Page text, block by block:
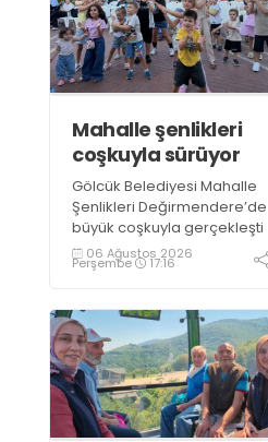
Mahalle şenlikleri
coşkuyla sürüyor
Gölcük Belediyesi Mahalle
Şenlikleri Değirmendere’de
büyük coşkuyla gerçekleşti
06 Ağustos 2026
Perşembe 17:16